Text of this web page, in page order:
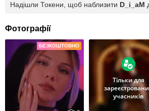
Надішли Токени, щоб наблизити D_i_aM
Фотографії
БЕЗКОШТОВНО
Тільки для
учасників